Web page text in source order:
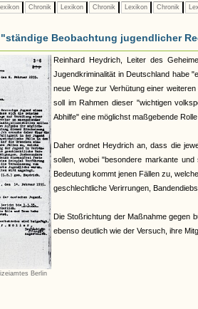
Chronik Lexikon Chronik Lexikon Chronik
Beobachtung jugendlicher
Berlin
Reinhard Heydrich, Leiter des
Jugendkriminalität in Deutschland habe
neue Wege zur Verhütung einer
soll im Rahmen dieser "wichtigen
Abhilfe" eine möglichst maßgebende Rolle
Daher ordnet Heydrich an, dass die
sollen, wobei "besondere markante
Bedeutung kommt jenen Fällen zu,
geschlechtliche Verirrungen,
Die Stoßrichtung der Maßnahme gegen
ebenso deutlich wie der Versuch, ihre